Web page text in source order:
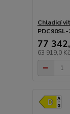
Chladicí
PDC90SL-
77
63 919,0 Kč